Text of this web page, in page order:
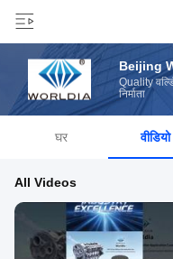
Beijing
Quality
निर्माता
घर वीडियो
All Videos